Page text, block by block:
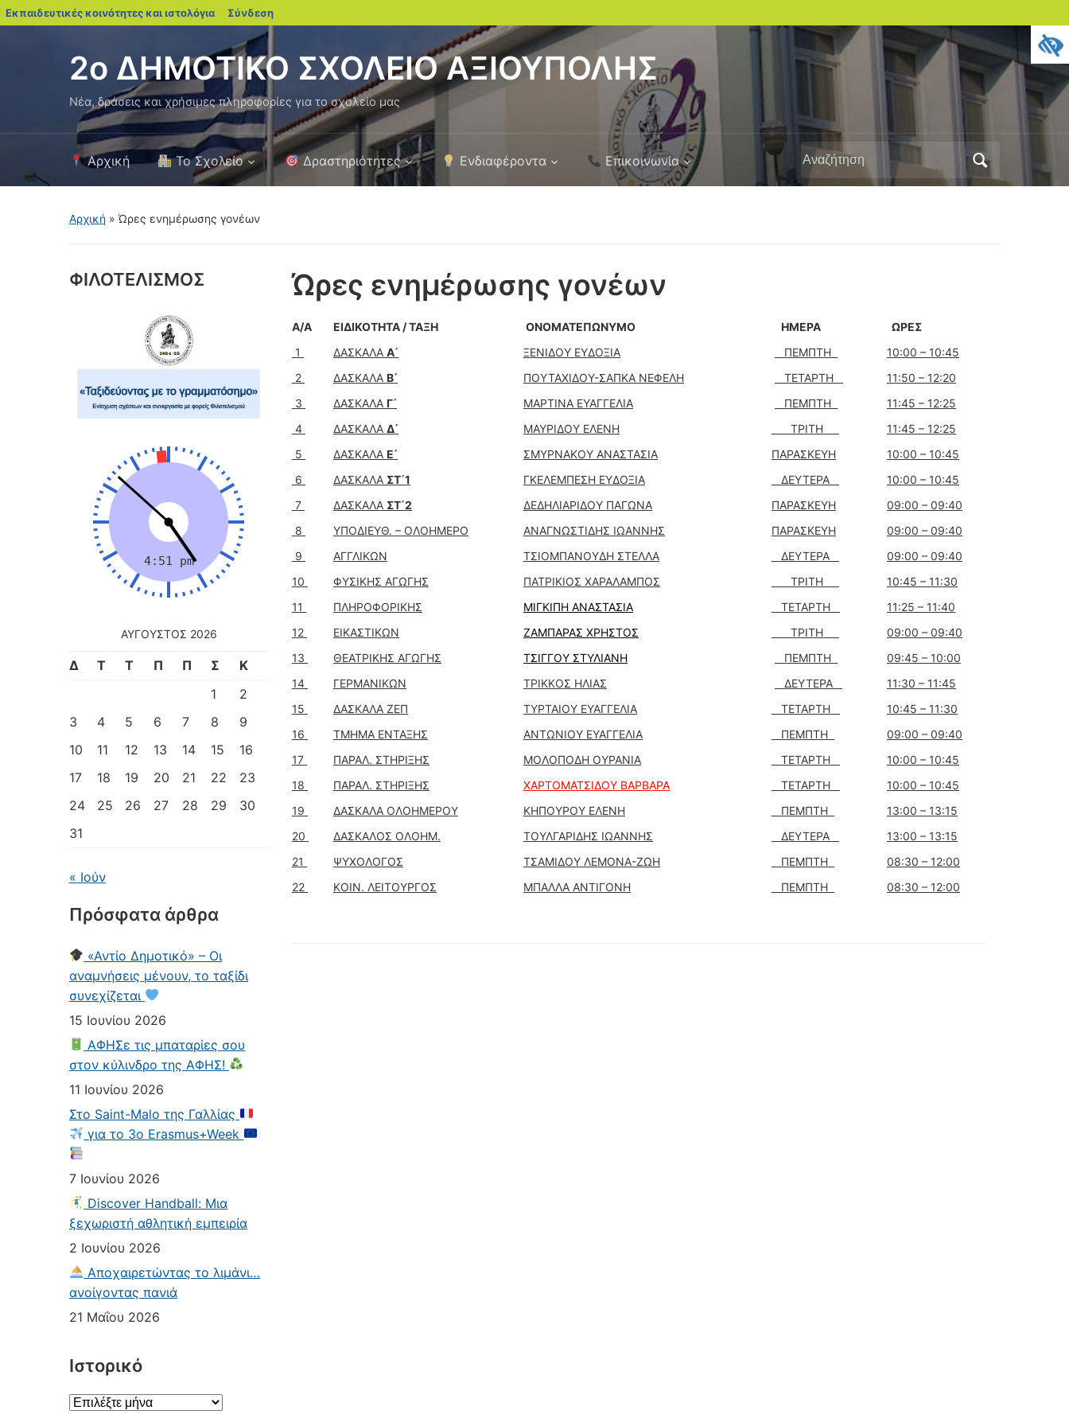
Εκπαιδευτικές κοινότητες και ιστολόγια blogs.sch.gr
Σύνδεση
2ο ΔΗΜΟΤΙΚΟ ΣΧΟΛΕΙΟ ΑΞΙΟΥΠΟΛΗΣ
Νέα, δράσεις και χρήσιμες πληροφορίες για το σχολείο μας
Αρχική Το Σχολείο Δραστηριότητες Ενδιαφέροντα Επικοινωνία
Αναζήτηση
για:
Αρχική »Ώρες ενημέρωσης γονέων
ΦΙΛΟΤΕΛΙΣΜΟΣ
ΑΎΓΟΥΣΤΟΣ 2026
Δ Τ Τ Π Π Σ
Κ
1
2
3
4 5 6 7 8
9
10
11 12 13 14 15
16
17
18 19 20 21 22
23
24
25 26 27 28 29
30
31
« Ιούν
Πρόσφατα άρθρα
«Αντίο Δημοτικό» – Οι
αναμνήσεις μένουν, το ταξίδι
συνεχίζεται
15 Ιουνίου 2026
ΑΦΗΣε τις μπαταρίες σου
στον κύλινδρο της ΑΦΗΣ!
11 Ιουνίου 2026
Στο Saint-Malo της Γαλλίας
για το 3ο Erasmus+Week
7 Ιουνίου 2026
Discover Handball: Μια
ξεχωριστή αθλητική εμπειρία
2 Ιουνίου 2026
Αποχαιρετώντας το λιμάνι…
ανοίγοντας πανιά
21 Μαΐου 2026
Ιστορικό
Ιστορικό
Ώρες ενημέρωσης γονέων
Α/Α ΕΙΔΙΚΟΤΗΤΑ / ΤΑΞΗ ΟΝΟΜΑΤΕΠΩΝΥΜΟ ΗΜΕΡΑ
ΩΡΕΣ
1
ΔΑΣΚΑΛΑ Α΄ ΞΕΝΙΔΟΥ ΕΥΔΟΞΙΑ ΠΕΜΠΤΗ
10:00 – 10:45
2
ΔΑΣΚΑΛΑ Β΄ ΠΟΥΤΑΧΙΔΟΥ-ΣΑΠΚΑ ΝΕΦΕΛΗ ΤΕΤΑΡΤΗ
11:50 – 12:20
3
ΔΑΣΚΑΛΑ Γ΄ ΜΑΡΤΙΝΑ ΕΥΑΓΓΕΛΙΑ ΠΕΜΠΤΗ
11:45 – 12:25
4
ΔΑΣΚΑΛΑ Δ΄ ΜΑΥΡΙΔΟΥ ΕΛΕΝΗ ΤΡΙΤΗ
11:45 – 12:25
5
ΔΑΣΚΑΛΑ Ε΄ ΣΜΥΡΝΑΚΟΥ ΑΝΑΣΤΑΣΙΑ ΠΑΡΑΣΚΕΥΗ
10:00 – 10:45
6
ΔΑΣΚΑΛΑ ΣΤ΄1 ΓΚΕΛΕΜΠΕΣΗ ΕΥΔΟΞΙΑ ΔΕΥΤΕΡΑ
10:00 – 10:45
7
ΔΑΣΚΑΛΑ ΣΤ΄2 ΔΕΔΗΛΙΑΡΙΔΟΥ ΠΑΓΩΝΑ ΠΑΡΑΣΚΕΥΗ
09:00 – 09:40
8
ΥΠΟΔΙΕΥΘ. – ΟΛΟΗΜΕΡΟ ΑΝΑΓΝΩΣΤΙΔΗΣ ΙΩΑΝΝΗΣ ΠΑΡΑΣΚΕΥΗ
09:00 – 09:40
9
ΑΓΓΛΙΚΩΝ ΤΣΙΟΜΠΑΝΟΥΔΗ ΣΤΕΛΛΑ ΔΕΥΤΕΡΑ
09:00 – 09:40
10
ΦΥΣΙΚΗΣ ΑΓΩΓΗΣ ΠΑΤΡΙΚΙΟΣ ΧΑΡΑΛΑΜΠΟΣ ΤΡΙΤΗ
10:45 – 11:30
11
ΠΛΗΡΟΦΟΡΙΚΗΣ ΜΙΓΚΙΠΗ ΑΝΑΣΤΑΣΙΑ ΤΕΤΑΡΤΗ
11:25 – 11:40
12
ΕΙΚΑΣΤΙΚΩΝ ΖΑΜΠΑΡΑΣ ΧΡΗΣΤΟΣ ΤΡΙΤΗ
09:00 – 09:40
13
ΘΕΑΤΡΙΚΗΣ ΑΓΩΓΗΣ ΤΣΙΓΓΟΥ ΣΤΥΛΙΑΝΗ ΠΕΜΠΤΗ
09:45 – 10:00
14
ΓΕΡΜΑΝΙΚΩΝ ΤΡΙΚΚΟΣ ΗΛΙΑΣ ΔΕΥΤΕΡΑ
11:30 – 11:45
15
ΔΑΣΚΑΛΑ ΖΕΠ ΤΥΡΤΑΙΟΥ ΕΥΑΓΓΕΛΙΑ ΤΕΤΑΡΤΗ
10:45 – 11:30
16
ΤΜΗΜΑ ΕΝΤΑΞΗΣ ΑΝΤΩΝΙΟΥ ΕΥΑΓΓΕΛΙΑ ΠΕΜΠΤΗ
09:00 – 09:40
17
ΠΑΡΑΛ. ΣΤΗΡΙΞΗΣ ΜΟΛΟΠΟΔΗ ΟΥΡΑΝΙΑ ΤΕΤΑΡΤΗ
10:00 – 10:45
18
ΠΑΡΑΛ. ΣΤΗΡΙΞΗΣ ΧΑΡΤΟΜΑΤΣΙΔΟΥ ΒΑΡΒΑΡΑ ΤΕΤΑΡΤΗ
10:00 – 10:45
19
ΔΑΣΚΑΛΑ ΟΛΟΗΜΕΡΟΥ ΚΗΠΟΥΡΟΥ ΕΛΕΝΗ ΠΕΜΠΤΗ
13:00 – 13:15
20
ΔΑΣΚΑΛΟΣ ΟΛΟΗΜ. ΤΟΥΛΓΑΡΙΔΗΣ ΙΩΑΝΝΗΣ ΔΕΥΤΕΡΑ
13:00 – 13:15
21
ΨΥΧΟΛΟΓΟΣ ΤΣΑΜΙΔΟΥ ΛΕΜΟΝΑ-ΖΩΗ ΠΕΜΠΤΗ
08:30 – 12:00
22
ΚΟΙΝ. ΛΕΙΤΟΥΡΓΟΣ ΜΠΑΛΛΑ ΑΝΤΙΓΟΝΗ ΠΕΜΠΤΗ 08:30 – 12:00